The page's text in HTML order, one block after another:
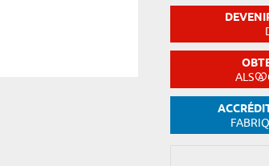
ALS